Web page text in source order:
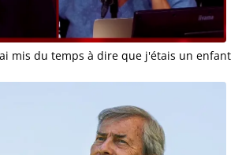
mis du temps à dire que j'étais un enfant